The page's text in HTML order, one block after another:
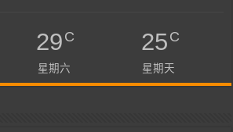
29C
星期六
25C
星期天